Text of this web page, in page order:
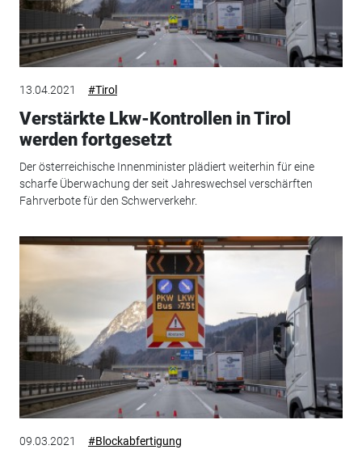
13.04.2021 #Tirol
Verstärkte Lkw-Kontrollen in Tirol
werden fortgesetzt
Der österreichische Innenminister plädiert weiterhin für eine
scharfe Überwachung der seit Jahreswechsel verschärften
Fahrverbote für den Schwerverkehr.
09.03.2021 #Blockabfertigung